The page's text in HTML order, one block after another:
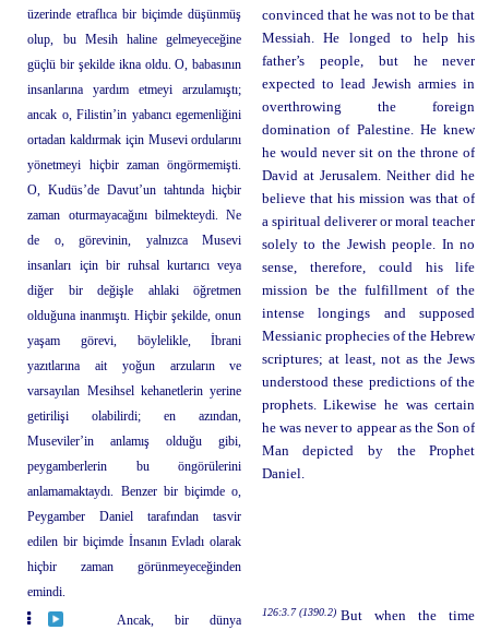
üzerinde etraflıca bir biçimde düşünmüş
olup, bu Mesih haline gelmeyeceğine
güçlü bir şekilde ikna oldu. O, babasının
insanlarına yardım etmeyi arzulamıştı;
ancak o, Filistin’in yabancı egemenliğini
ortadan kaldırmak için Musevi ordularını
yönetmeyi hiçbir zaman öngörmemişti.
O, Kudüs’de Davut’un tahtında hiçbir
zaman oturmayacağını bilmekteydi. Ne
de o, görevinin, yalnızca Musevi
insanları için bir ruhsal kurtarıcı veya
diğer bir değişle ahlaki öğretmen
olduğuna inanmıştı. Hiçbir şekilde, onun
yaşam görevi, böylelikle, İbrani
yazıtlarına ait yoğun arzuların ve
varsayılan Mesihsel kehanetlerin yerine
getirilişi olabilirdi; en azından,
Museviler’in anlamış olduğu gibi,
peygamberlerin bu öngörülerini
anlamamaktaydı. Benzer bir biçimde o,
Peygamber Daniel tarafından tasvir
edilen bir biçimde İnsanın Evladı olarak
hiçbir zaman görünmeyeceğinden
emindi.
convinced that he was not to be that
Messiah. He longed to help his
father’s people, but he never
expected to lead Jewish armies in
overthrowing the foreign
domination of Palestine. He knew
he would never sit on the throne of
David at Jerusalem. Neither did he
believe that his mission was that of
a spiritual deliverer or moral teacher
solely to the Jewish people. In no
sense, therefore, could his life
mission be the fulfillment of the
intense longings and supposed
Messianic prophecies of the Hebrew
scriptures; at least, not as the Jews
understood these predictions of the
prophets. Likewise he was certain
he was never to appear as the Son of
Man depicted by the Prophet
Daniel.
Ancak, bir dünya
126:3.7 (1390.2) But when the time